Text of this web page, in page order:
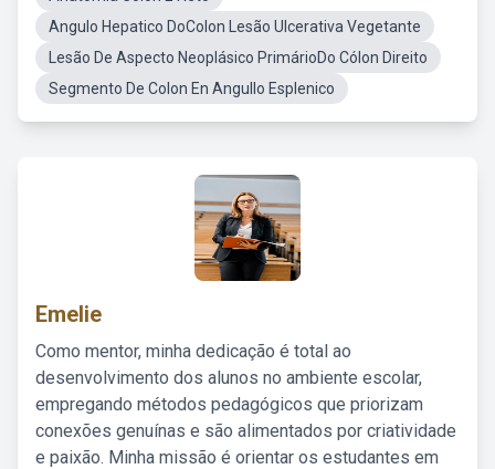
Angulo Hepatico DoColon Lesão Ulcerativa Vegetante
Lesão De Aspecto Neoplásico PrimárioDo Cólon Direito
Segmento De Colon En Angullo Esplenico
Emelie
Como mentor, minha dedicação é total ao
desenvolvimento dos alunos no ambiente escolar,
empregando métodos pedagógicos que priorizam
conexões genuínas e são alimentados por criatividade
e paixão. Minha missão é orientar os estudantes em